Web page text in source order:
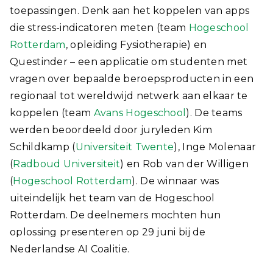
toepassingen. Denk aan het koppelen van apps
die stress-indicatoren meten (team Hogeschool
Rotterdam, opleiding Fysiotherapie) en
Questinder – een applicatie om studenten met
vragen over bepaalde beroepsproducten in een
regionaal tot wereldwijd netwerk aan elkaar te
koppelen (team Avans Hogeschool ). De teams
werden beoordeeld door juryleden Kim
Schildkamp (Universiteit Twente), Inge Molenaar
(Radboud Universiteit) en Rob van der Willigen
(Hogeschool Rotterdam). De winnaar was
uiteindelijk het team van de Hogeschool
Rotterdam. De deelnemers mochten hun
oplossing presenteren op 29 juni bij de
Nederlandse AI Coalitie.